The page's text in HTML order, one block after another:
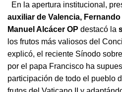
En la apertura institucional,
auxiliar de Valencia, Fernando
Manuel Alcácer OP destacó la
los frutos más valiosos del
explicó, el reciente Sínodo
por el papa Francisco ha
participación de todo el pueblo